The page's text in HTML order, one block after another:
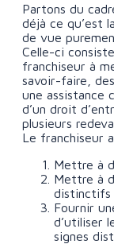
Partons du
déjà ce qu’est
de vue
Celle-ci
franchiseur à
savoir-faire,
une assistance
d’un droit
plusieurs
Le franchiseur
Mettre à
Mettre à
distinctifs
Fournir
d’utiliser
signes